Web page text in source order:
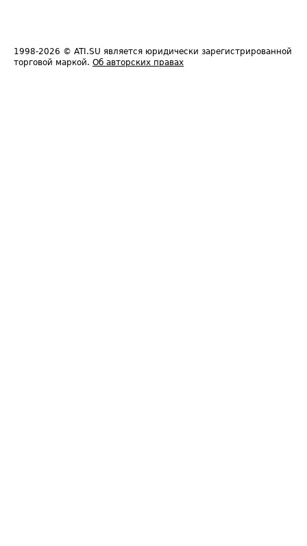
1998-2026 © ATI.SU является юридически зарегистрированной
торговой маркой. Об авторских правах